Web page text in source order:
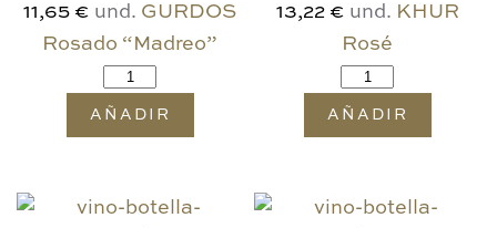
11,65 € und. GURDOS
Rosado “Madreo”
AÑADIR
13,22 € und. KHUR
Rosé
AÑADIR